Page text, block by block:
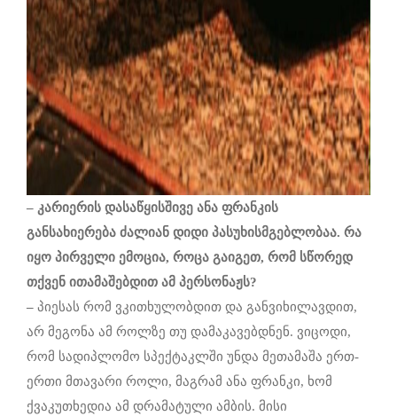
– კარიერის დასაწყისშივე ანა ფრანკის
განსახიერება ძალიან დიდი პასუხისმგებლობაა. რა
იყო პირველი ემოცია, როცა გაიგეთ, რომ სწორედ
თქვენ ითამაშებდით ამ პერსონაჟს?
– პიესას რომ ვკითხულობდით და განვიხილავდით,
არ მეგონა ამ როლზე თუ დამაკავებდნენ. ვიცოდი,
რომ სადიპლომო სპექტაკლში უნდა მეთამაშა ერთ-
ერთი მთავარი როლი, მაგრამ ანა ფრანკი, ხომ
ქვაკუთხედია ამ დრამატული ამბის. მისი